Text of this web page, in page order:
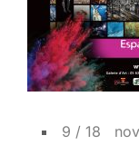
9 / 18